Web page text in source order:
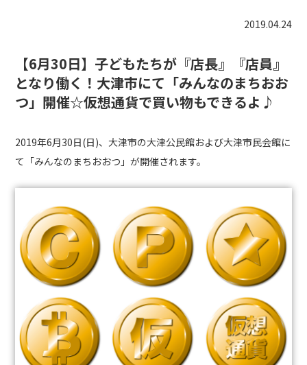
2019.04.24
【6月30日】子どもたちが『店長』『店員』
となり働く！大津市にて「みんなのまちおお
つ」開催☆仮想通貨で買い物もできるよ♪
2019年6月30日(日)、大津市の大津公民館および大津市民会館に
て「みんなのまちおおつ」が開催されます。